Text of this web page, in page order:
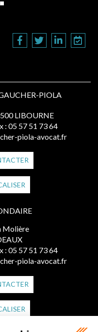
PIOLA
LIBOURNE
: 05 57 51 73 64
piola-avocat.fr
Molière
: 05 57 51 73 64
piola-avocat.fr